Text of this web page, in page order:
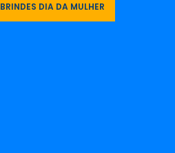
BRINDES DIA DA MULHER